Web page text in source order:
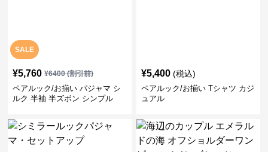
SALE
¥5,760 ¥6400(割引前)
ペアルック/お揃い パジャマ シ
ルク 半袖 半ズボン シンプル
¥5,400 (税込)
ペアルック/お揃い Tシャツ カジ
ュアル